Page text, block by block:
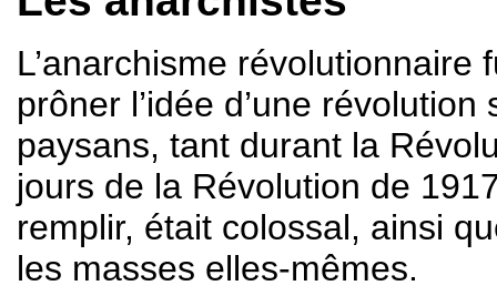
L’anarchisme
prôner l’idée d’une
paysans, tant durant la
jours de la Révolution de
remplir, était colossal, ainsi
les masses elles-mêmes.